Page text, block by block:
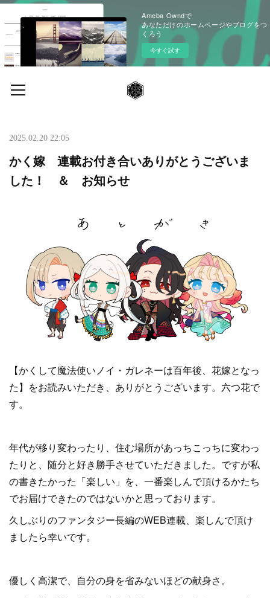
Ameba Owndで
あなただけのホームページやブログをつ
くろう
今すぐ試す
2025.02.20 22:05
かく嫁 連載お付き合いありがとうございま
した！ ＆ お知らせ
【かくして魔法使いノイ・ガレネーは百年後、花嫁となっ
た】をお読みいただき、ありがとうございます。六つ花で
す。
年代が移り変わったり、住む場所があっちこっちに変わっ
たりと、随分と好き勝手させていただきました。ですが私
の書きたかった「楽しい」を、一番楽しんで頂けるかたち
でお届けできたのではないかと思っております。
久しぶりのファンタジー長編のWEB連載、楽しんで頂け
ましたら幸いです。
優しく高潔で、自分の身を省みないほどの献身さ。